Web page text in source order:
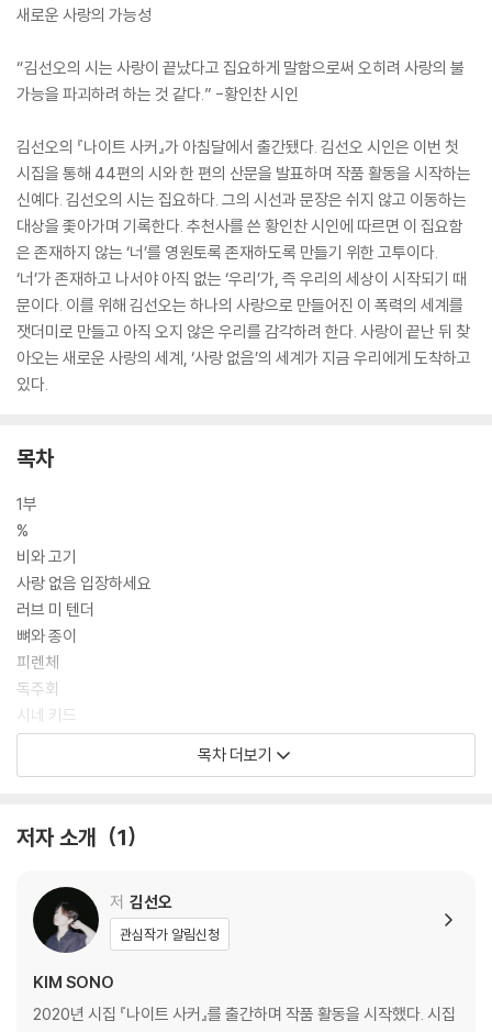
새로운 사랑의 가능성
“김선오의 시는 사랑이 끝났다고 집요하게 말함으로써 오히려 사랑의 불
가능을 파괴하려 하는 것 같다.” -황인찬 시인
김선오의 『나이트 사커』가 아침달에서 출간됐다. 김선오 시인은 이번 첫
시집을 통해 44편의 시와 한 편의 산문을 발표하며 작품 활동을 시작하는
신예다. 김선오의 시는 집요하다. 그의 시선과 문장은 쉬지 않고 이동하는
대상을 좇아가며 기록한다. 추천사를 쓴 황인찬 시인에 따르면 이 집요함
은 존재하지 않는 ‘너’를 영원토록 존재하도록 만들기 위한 고투이다.
‘너’가 존재하고 나서야 아직 없는 ‘우리’가, 즉 우리의 세상이 시작되기 때
문이다. 이를 위해 김선오는 하나의 사랑으로 만들어진 이 폭력의 세계를
잿더미로 만들고 아직 오지 않은 우리를 감각하려 한다. 사랑이 끝난 뒤 찾
아오는 새로운 사랑의 세계, ‘사랑 없음’의 세계가 지금 우리에게 도착하고
있다.
목차
1부
%
비와 고기
사랑 없음 입장하세요
러브 미 텐더
뼈와 종이
피렌체
독주회
시네 키드
첫
크로키
아지트
2부
냉동육
목차 더보기
저자 소개 1
저 김선오
관심작가 알림신청
KIM SONO
2020년 시집 『나이트 사커』를 출간하며 작품 활동을 시작했다. 시집